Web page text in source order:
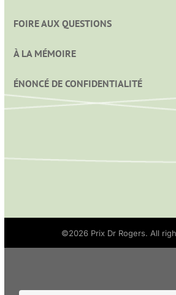
FOIRE AUX QUESTIONS
À LA MÉMOIRE
ÉNONCÉ DE CONFIDENTIALITÉ
©2026 Prix Dr Rogers. All